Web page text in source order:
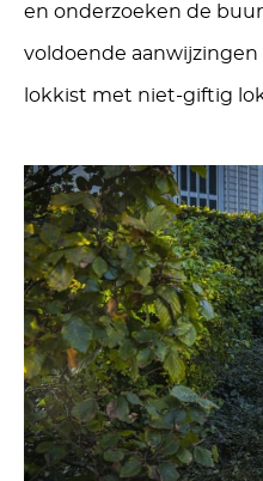
en onderzoeken de
voldoende
lokkist met niet-giftig